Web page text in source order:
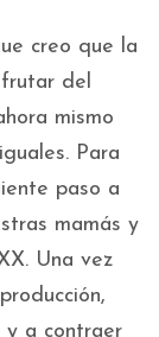
creo que la
del
mismo
Para
paso a
mamás y
Una vez
y a contraer